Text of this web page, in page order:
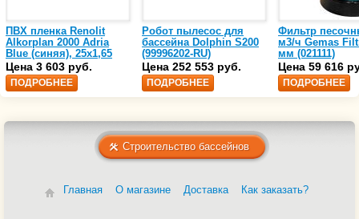
ПВХ пленка Renolit
Alkorplan 2000 Adria
Blue (синяя), 25х1,65
(35216203)
Цена 3 603 руб.
ПОДРОБНЕЕ
Робот пылесос для
бассейна Dolphin S200
(99996202-RU)
Цена 252 553 руб.
ПОДРОБНЕЕ
Фильтр
м3/ч Gemas
мм (021111)
Цена 59 616
ПОДРОБНЕЕ
Строительство бассейнов
Главная О магазине Доставка Как заказать?